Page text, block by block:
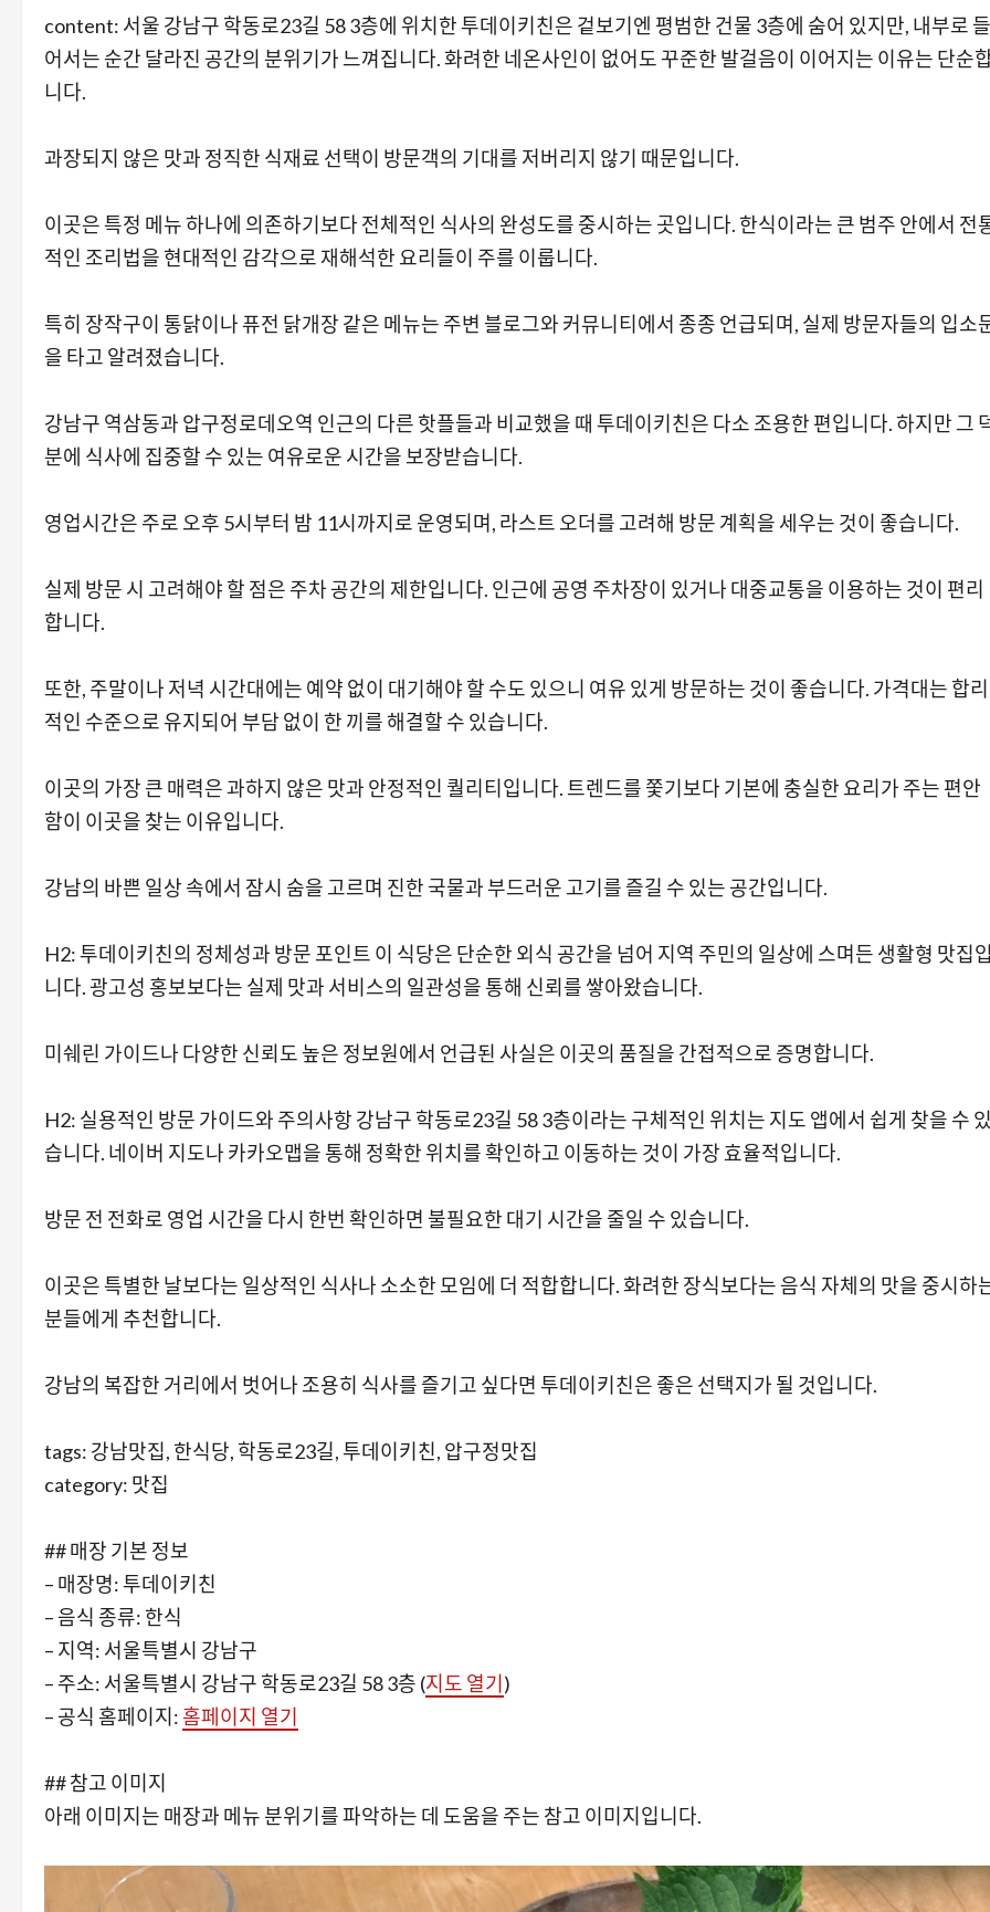
content: 서울 강남구 학동로23길 58 3층에 위치한 투데이키친은 겉보기엔 평범한 건물 3층에 숨어 있지만, 내부로 들
어서는 순간 달라진 공간의 분위기가 느껴집니다. 화려한 네온사인이 없어도 꾸준한 발걸음이 이어지는 이유는 단순
니다.
과장되지 않은 맛과 정직한 식재료 선택이 방문객의 기대를 저버리지 않기 때문입니다.
이곳은 특정 메뉴 하나에 의존하기보다 전체적인 식사의 완성도를 중시하는 곳입니다. 한식이라는 큰 범주 안에서 전
적인 조리법을 현대적인 감각으로 재해석한 요리들이 주를 이룹니다.
특히 장작구이 통닭이나 퓨전 닭개장 같은 메뉴는 주변 블로그와 커뮤니티에서 종종 언급되며, 실제 방문자들의 입소
을 타고 알려졌습니다.
강남구 역삼동과 압구정로데오역 인근의 다른 핫플들과 비교했을 때 투데이키친은 다소 조용한 편입니다. 하지만 그
분에 식사에 집중할 수 있는 여유로운 시간을 보장받습니다.
영업시간은 주로 오후 5시부터 밤 11시까지로 운영되며, 라스트 오더를 고려해 방문 계획을 세우는 것이 좋습니다.
실제 방문 시 고려해야 할 점은 주차 공간의 제한입니다. 인근에 공영 주차장이 있거나 대중교통을 이용하는 것이 편리
합니다.
또한, 주말이나 저녁 시간대에는 예약 없이 대기해야 할 수도 있으니 여유 있게 방문하는 것이 좋습니다. 가격대는 합리
적인 수준으로 유지되어 부담 없이 한 끼를 해결할 수 있습니다.
이곳의 가장 큰 매력은 과하지 않은 맛과 안정적인 퀄리티입니다. 트렌드를 쫓기보다 기본에 충실한 요리가 주는 편안
함이 이곳을 찾는 이유입니다.
강남의 바쁜 일상 속에서 잠시 숨을 고르며 진한 국물과 부드러운 고기를 즐길 수 있는 공간입니다.
H2: 투데이키친의 정체성과 방문 포인트 이 식당은 단순한 외식 공간을 넘어 지역 주민의 일상에 스며든 생활형 맛집입
니다. 광고성 홍보보다는 실제 맛과 서비스의 일관성을 통해 신뢰를 쌓아왔습니다.
미쉐린 가이드나 다양한 신뢰도 높은 정보원에서 언급된 사실은 이곳의 품질을 간접적으로 증명합니다.
H2: 실용적인 방문 가이드와 주의사항 강남구 학동로23길 58 3층이라는 구체적인 위치는 지도 앱에서 쉽게 찾을 수 있
습니다. 네이버 지도나 카카오맵을 통해 정확한 위치를 확인하고 이동하는 것이 가장 효율적입니다.
방문 전 전화로 영업 시간을 다시 한번 확인하면 불필요한 대기 시간을 줄일 수 있습니다.
이곳은 특별한 날보다는 일상적인 식사나 소소한 모임에 더 적합합니다. 화려한 장식보다는 음식 자체의 맛을 중시하
분들에게 추천합니다.
강남의 복잡한 거리에서 벗어나 조용히 식사를 즐기고 싶다면 투데이키친은 좋은 선택지가 될 것입니다.
tags: 강남맛집, 한식당, 학동로23길, 투데이키친, 압구정맛집
category: 맛집
## 매장 기본 정보
– 매장명: 투데이키친
– 음식 종류: 한식
– 지역: 서울특별시 강남구
– 주소: 서울특별시 강남구 학동로23길 58 3층 (지도 열기 )
– 공식 홈페이지:홈페이지 열기
## 참고 이미지
아래 이미지는 매장과 메뉴 분위기를 파악하는 데 도움을 주는 참고 이미지입니다.